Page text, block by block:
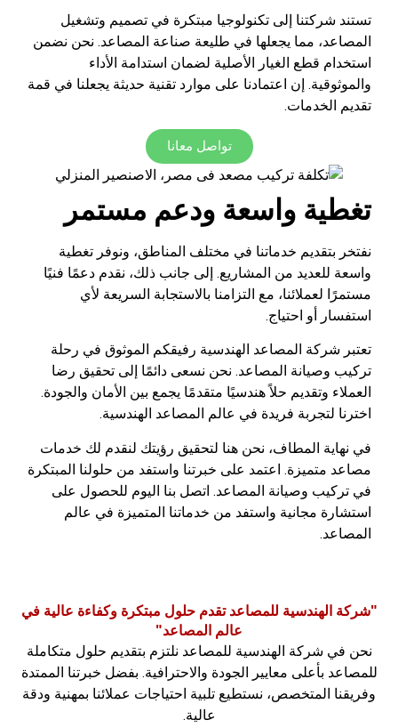
تستند شركتنا إلى تكنولوجيا مبتكرة في تصميم وتشغيل
المصاعد، مما يجعلها في طليعة صناعة المصاعد. نحن نضمن
استخدام قطع الغيار الأصلية لضمان استدامة الأداء
والموثوقية. إن اعتمادنا على موارد تقنية حديثة يجعلنا في قمة
تقديم الخدمات.
تواصل معانا
تغطية واسعة ودعم مستمر
نفتخر بتقديم خدماتنا في مختلف المناطق، ونوفر تغطية
واسعة للعديد من المشاريع. إلى جانب ذلك، نقدم دعمًا فنيًا
مستمرًا لعملائنا، مع التزامنا بالاستجابة السريعة لأي
استفسار أو احتياج.
تعتبر شركة المصاعد الهندسية رفيقكم الموثوق في رحلة
تركيب وصيانة المصاعد. نحن نسعى دائمًا إلى تحقيق رضا
العملاء وتقديم حلاً هندسيًا متقدمًا يجمع بين الأمان والجودة.
اخترنا لتجربة فريدة في عالم المصاعد الهندسية.
في نهاية المطاف، نحن هنا لتحقيق رؤيتك لنقدم لك خدمات
مصاعد متميزة. اعتمد على خبرتنا واستفد من حلولنا المبتكرة
في تركيب وصيانة المصاعد. اتصل بنا اليوم للحصول على
استشارة مجانية واستفد من خدماتنا المتميزة في عالم
المصاعد.
"شركة الهندسية للمصاعد تقدم حلول مبتكرة وكفاءة عالية في
عالم المصاعد"
نحن في شركة الهندسية للمصاعد نلتزم بتقديم حلول متكاملة
للمصاعد بأعلى معايير الجودة والاحترافية. بفضل خبرتنا الممتدة
وفريقنا المتخصص، نستطيع تلبية احتياجات عملائنا بمهنية ودقة
عالية.